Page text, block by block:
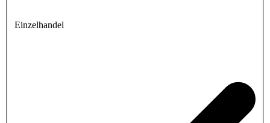
Einzelhandel